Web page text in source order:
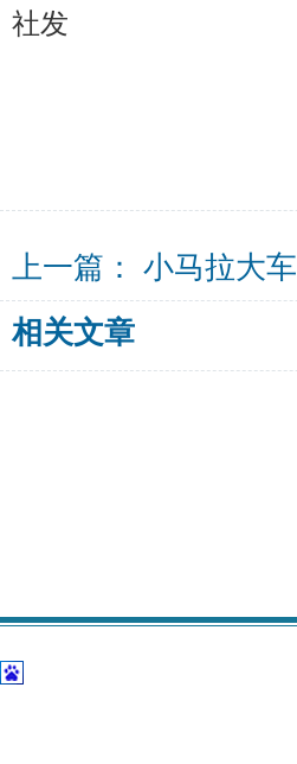
社发
上一篇： 小马拉大车
相关文章